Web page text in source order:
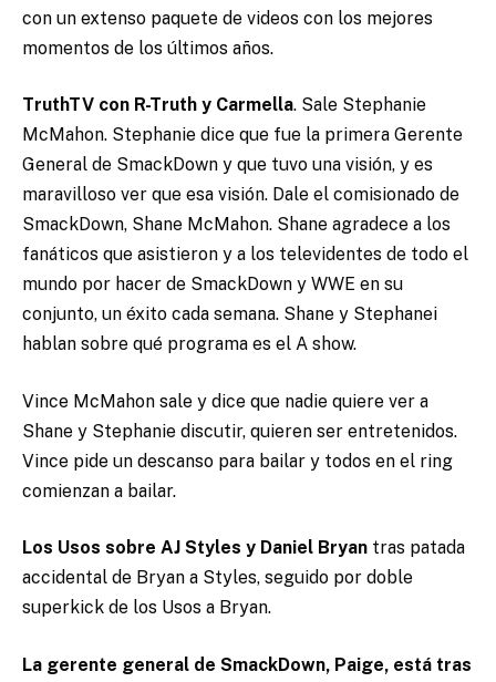
con un extenso paquete de videos con los mejores
momentos de los últimos años.
TruthTV con R-Truth y Carmella. Sale Stephanie
McMahon. Stephanie dice que fue la primera Gerente
General de SmackDown y que tuvo una visión, y es
maravilloso ver que esa visión. Dale el comisionado de
SmackDown, Shane McMahon. Shane agradece a los
fanáticos que asistieron y a los televidentes de todo el
mundo por hacer de SmackDown y WWE en su
conjunto, un éxito cada semana. Shane y Stephanei
hablan sobre qué programa es el A show.
Vince McMahon sale y dice que nadie quiere ver a
Shane y Stephanie discutir, quieren ser entretenidos.
Vince pide un descanso para bailar y todos en el ring
comienzan a bailar.
Los Usos sobre AJ Styles y Daniel Bryan tras patada
accidental de Bryan a Styles, seguido por doble
superkick de los Usos a Bryan.
La gerente general de SmackDown, Paige, está tras